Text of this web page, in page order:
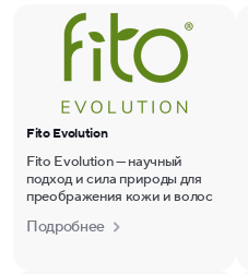
Fito Evolution
Fito Evolution — научный
подход и сила природы для
преображения кожи и волос
Подробнее